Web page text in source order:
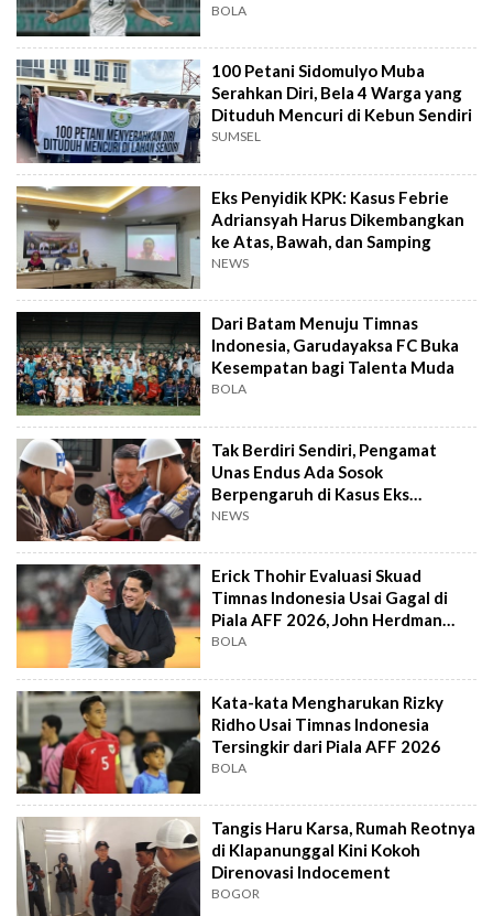
BOLA
100 Petani Sidomulyo Muba
Serahkan Diri, Bela 4 Warga yang
Dituduh Mencuri di Kebun Sendiri
SUMSEL
Eks Penyidik KPK: Kasus Febrie
Adriansyah Harus Dikembangkan
ke Atas, Bawah, dan Samping
NEWS
Dari Batam Menuju Timnas
Indonesia, Garudayaksa FC Buka
Kesempatan bagi Talenta Muda
BOLA
Tak Berdiri Sendiri, Pengamat
Unas Endus Ada Sosok
Berpengaruh di Kasus Eks
Jampidsus
NEWS
Erick Thohir Evaluasi Skuad
Timnas Indonesia Usai Gagal di
Piala AFF 2026, John Herdman
Out?
BOLA
Kata-kata Mengharukan Rizky
Ridho Usai Timnas Indonesia
Tersingkir dari Piala AFF 2026
BOLA
Tangis Haru Karsa, Rumah Reotnya
di Klapanunggal Kini Kokoh
Direnovasi Indocement
BOGOR